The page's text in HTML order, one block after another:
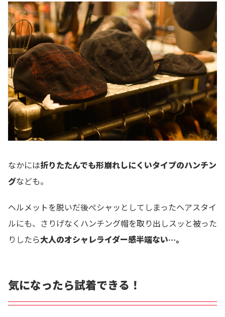
なかには折りたたんでも形崩れしにくいタイプのハンチン
グなども。
ヘルメットを脱いだ後ぺシャッとしてしまったヘアスタイ
ルにも、さりげなくハンチング帽を取り出しスッと被った
りしたら大人のオシャレライダー感半端ない…。
気になったら試着できる！